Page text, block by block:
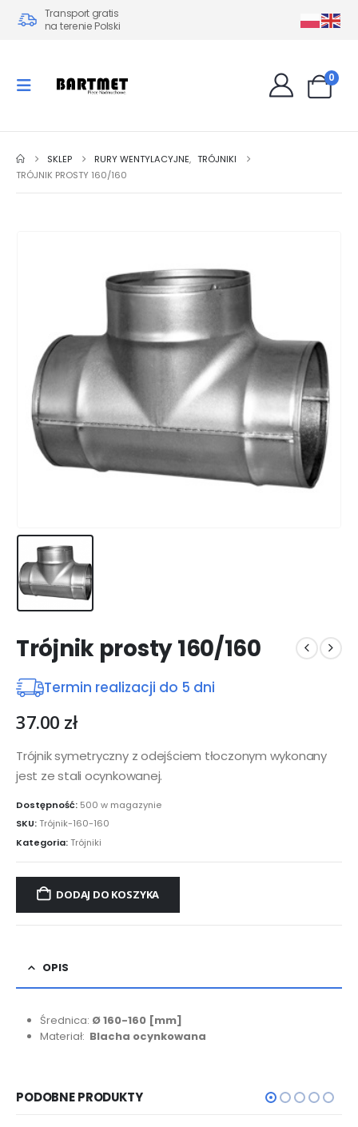
Transport gratis
na terenie Polski
0
SKLEP RURY WENTYLACYJNE, TRÓJNIKI
TRÓJNIK PROSTY 160/160
Trójnik prosty 160/160
Termin realizacji do 5 dni
37.00 zł
Trójnik symetryczny z odejściem tłoczonym wykonany
jest ze stali ocynkowanej.
Dostępność: 500 w magazynie
SKU:Trójnik-160-160
Kategoria:Trójniki
DODAJ DO KOSZYKA
OPIS
Średnica: Ø 160-160[mm]
Materiał: Blacha ocynkowana
PODOBNE PRODUKTY